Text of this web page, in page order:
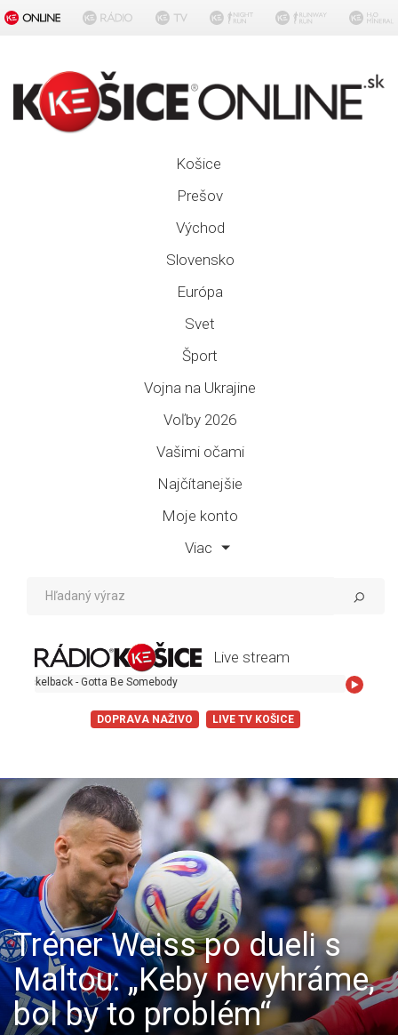
Košice
Prešov
Východ
Slovensko
Európa
Svet
Šport
Vojna na Ukrajine
Voľby 2026
Vašimi očami
Najčítanejšie
Moje konto
Viac
Live stream
Be Somebody
DOPRAVA NAŽIVO LIVE TV KOŠICE
Tréner Weiss po dueli s
Maltou: „Keby nevyhráme,
bol by to problém“